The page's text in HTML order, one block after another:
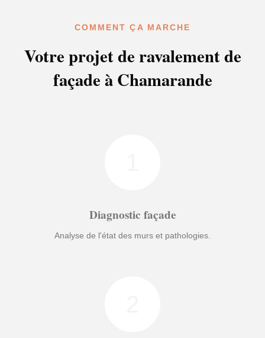
COMMENT ÇA MARCHE
Votre projet de ravalement de
façade à Chamarande
Diagnostic façade
Analyse de l'état des murs et pathologies.